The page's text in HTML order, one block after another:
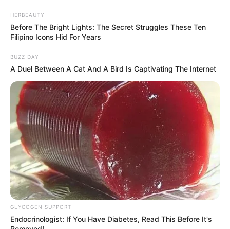
HERBEAUTY
Before The Bright Lights: The Secret Struggles These Ten
Filipino Icons Hid For Years
BUZZ DAY
A Duel Between A Cat And A Bird Is Captivating The Internet
GLYCOGEN SUPPORT
Endocrinologist: If You Have Diabetes, Read This Before It's